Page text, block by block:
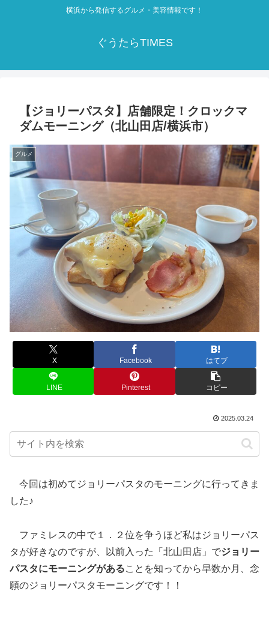
横浜から発信するグルメ・美容情報です！
ぐうたらTIMES
【ジョリーパスタ】店舗限定！クロックマ
ダムモーニング（北山田店/横浜市）
グルメ
X Facebook はてブ
LINE Pinterest コピー
2025.03.24
今回は初めてジョリーパスタのモーニングに行ってきま
した♪
ファミレスの中で１．２位を争うほど私はジョリーパス
タが好きなのですが、以前入った「北山田店」でジョリー
パスタにモーニングがあることを知ってから早数か月、念
願のジョリーパスタモーニングです！！